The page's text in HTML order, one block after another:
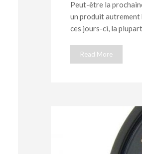
Peut-être la
un produit autrement
ces jours-ci, la
Read More